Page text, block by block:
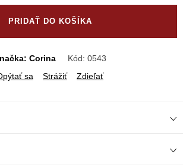
PRIDAŤ DO KOŠÍKA
Corina Kód: 0543
sa
Strážiť Zdieľať